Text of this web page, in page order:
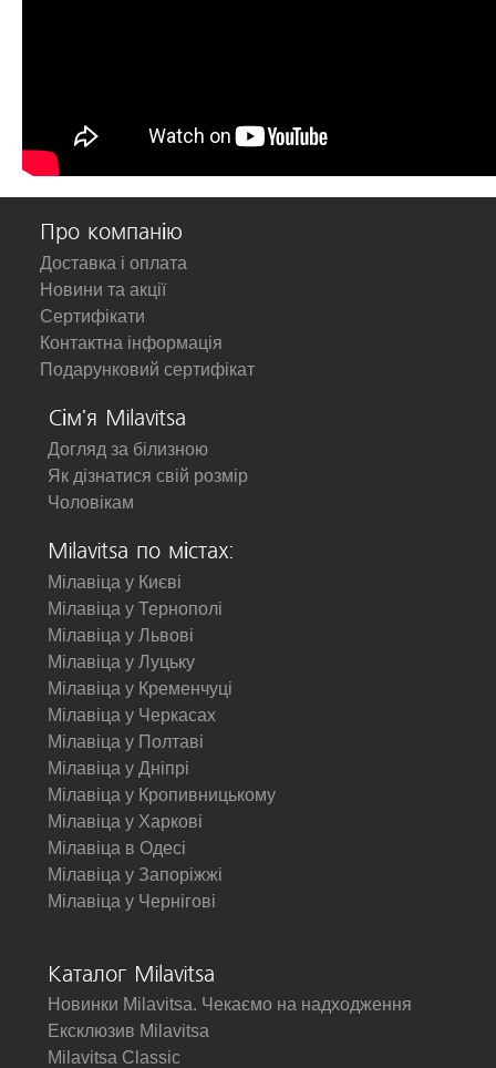
Про компанію
Доставка і оплата
Новини та акції
Сертифікати
Контактна інформація
Подарунковий сертифікат
Сім'я Milavitsa
Догляд за білизною
Як дізнатися свій розмір
Чоловікам
Milavitsa по містах:
Мілавіца у Києві
Мілавіца у Тернополі
Мілавіца у Львові
Мілавіца у Луцьку
Мілавіца у Кременчуці
Мілавіца у Черкасах
Мілавіца у Полтаві
Мілавіца у Дніпрі
Мілавіца у Кропивницькому
Мілавіца у Харкові
Мілавіца в Одесі
Мілавіца у Запоріжжі
Мілавіца у Чернігові
Каталог Milavitsa
Новинки Milavitsa. Чекаємо на надходження
Ексклюзив Milavitsa
Milavitsa Classic